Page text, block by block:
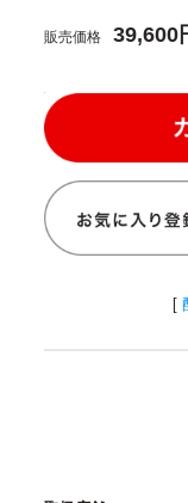
販売価格 39,600
[